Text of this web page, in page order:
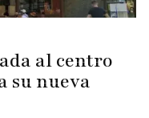
al centro
su nueva